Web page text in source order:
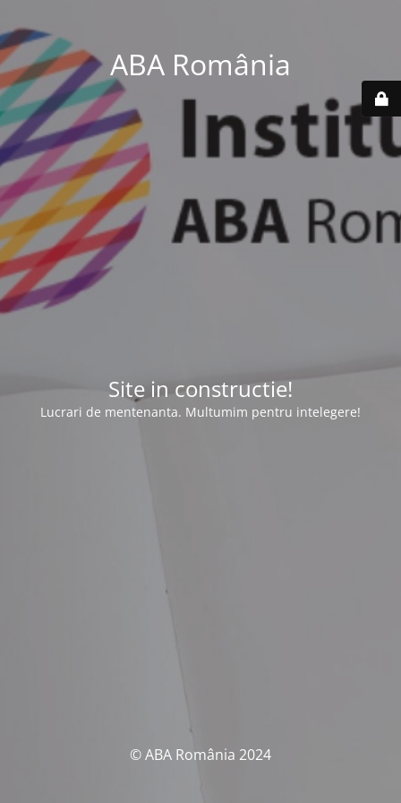
ABA România
Site in constructie!
Lucrari de mentenanta. Multumim pentru intelegere!
© ABA România 2024